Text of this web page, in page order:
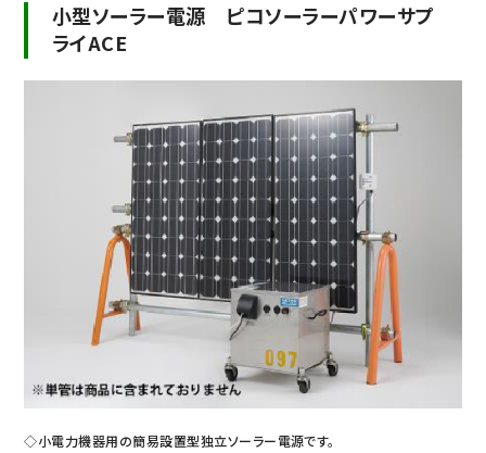
小型ソーラー電源 ピコソーラーパワーサプ
ライACE
◇小電力機器用の簡易設置型独立ソーラー電源です。